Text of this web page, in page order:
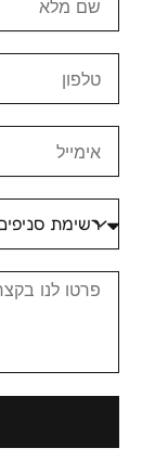
מלא
סניף:
הודעה